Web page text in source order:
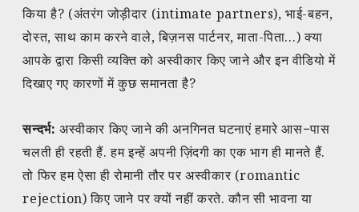
किया है? (अंतरंग जोड़ीदार (intimate partners), भाई-बहन,
दोस्त, साथ काम करने वाले, बिज़नस पार्टनर, माता-पिता…) क्या
आपके द्वारा किसी व्यक्ति को अस्वीकार किए जाने और इन वीडियो में
दिखाए गए कारणों में कुछ समानता है?
सन्दर्भ: अस्वीकार किए जाने की अनगिनत घटनाएं हमारे आस−पास
चलती ही रहती हैं. हम इन्हें अपनी ज़िंदगी का एक भाग ही मानते हैं.
तो फिर हम ऐसा ही रोमानी तौर पर अस्वीकार (romantic
rejection) किए जाने पर क्यों नहीं करते. कौन सी भावना या